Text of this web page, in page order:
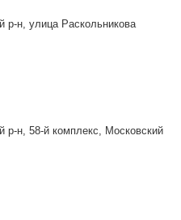
н, улица Раскольникова
н, 58-й комплекс, Московский